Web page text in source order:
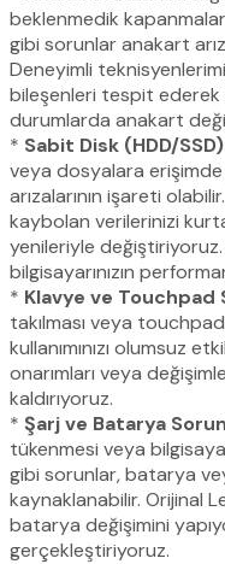
beklenmedik kapanmalar
gibi sorunlar anakart
Deneyimli
bileşenleri tespit ederek
durumlarda anakart
* Sabit Disk (HDD/SSD)
veya dosyalara
arızalarının işareti
kaybolan verilerinizi
yenileriyle
bilgisayarınızın
* Klavye ve Touchpad
takılması veya
kullanımınızı olumsuz
onarımları veya
kaldırıyoruz.
* Şarj ve Batarya
tükenmesi veya
gibi sorunlar, batarya
kaynaklanabilir. Orijinal
batarya değişimini
gerçekleştiriyoruz.